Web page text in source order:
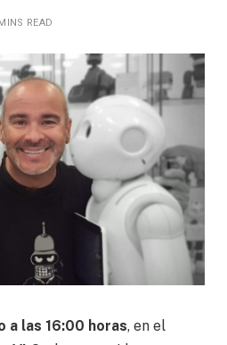
READ
a las 16:00 horas, en el